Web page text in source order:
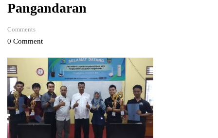
Pangandaran
Comments
0 Comment